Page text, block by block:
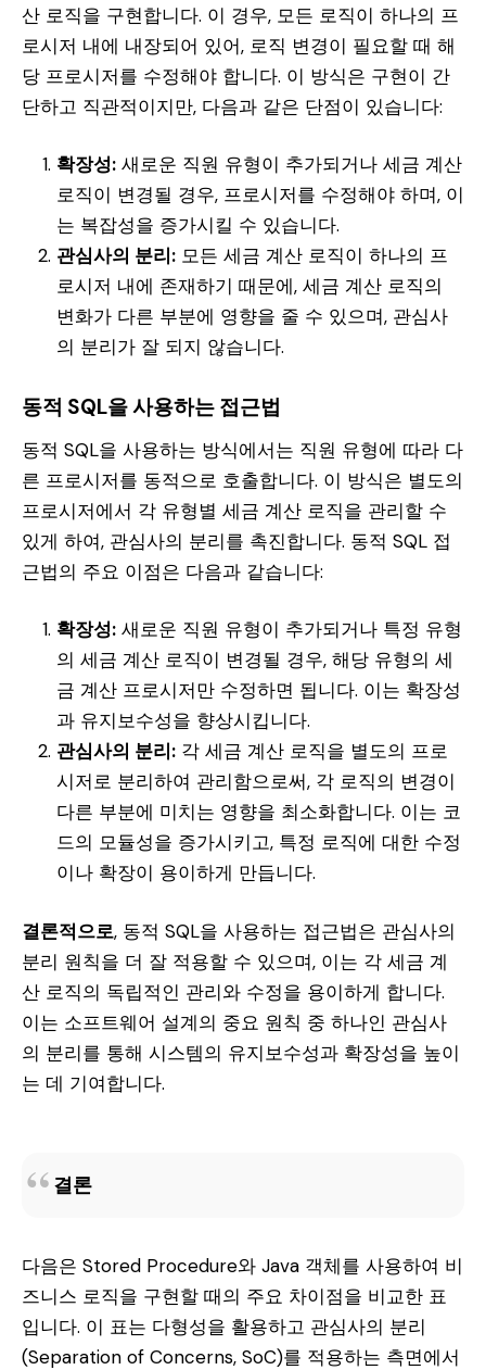
산 로직을 구현합니다. 이 경우, 모든 로직이 하나의 프
로시저 내에 내장되어 있어, 로직 변경이 필요할 때 해
당 프로시저를 수정해야 합니다. 이 방식은 구현이 간
단하고 직관적이지만, 다음과 같은 단점이 있습니다:
확장성: 새로운 직원 유형이 추가되거나 세금 계산
로직이 변경될 경우, 프로시저를 수정해야 하며, 이
는 복잡성을 증가시킬 수 있습니다.
관심사의 분리: 모든 세금 계산 로직이 하나의 프
로시저 내에 존재하기 때문에, 세금 계산 로직의
변화가 다른 부분에 영향을 줄 수 있으며, 관심사
의 분리가 잘 되지 않습니다.
동적 SQL을 사용하는 접근법
동적 SQL을 사용하는 방식에서는 직원 유형에 따라 다
른 프로시저를 동적으로 호출합니다. 이 방식은 별도의
프로시저에서 각 유형별 세금 계산 로직을 관리할 수
있게 하여, 관심사의 분리를 촉진합니다. 동적 SQL 접
근법의 주요 이점은 다음과 같습니다:
확장성: 새로운 직원 유형이 추가되거나 특정 유형
의 세금 계산 로직이 변경될 경우, 해당 유형의 세
금 계산 프로시저만 수정하면 됩니다. 이는 확장성
과 유지보수성을 향상시킵니다.
관심사의 분리: 각 세금 계산 로직을 별도의 프로
시저로 분리하여 관리함으로써, 각 로직의 변경이
다른 부분에 미치는 영향을 최소화합니다. 이는 코
드의 모듈성을 증가시키고, 특정 로직에 대한 수정
이나 확장이 용이하게 만듭니다.
결론적으로, 동적 SQL을 사용하는 접근법은 관심사의
분리 원칙을 더 잘 적용할 수 있으며, 이는 각 세금 계
산 로직의 독립적인 관리와 수정을 용이하게 합니다.
이는 소프트웨어 설계의 중요 원칙 중 하나인 관심사
의 분리를 통해 시스템의 유지보수성과 확장성을 높이
는 데 기여합니다.
결론
다음은 Stored Procedure와 Java 객체를 사용하여 비
즈니스 로직을 구현할 때의 주요 차이점을 비교한 표
입니다. 이 표는 다형성을 활용하고 관심사의 분리
(Separation of Concerns, SoC)를 적용하는 측면에서